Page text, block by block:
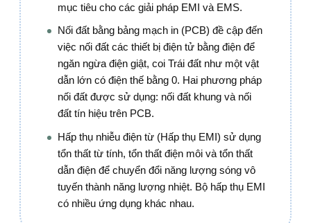
mục tiêu cho các giải pháp EMI và EMS.
Nối đất bằng bảng mạch in (PCB) đề cập đến
việc nối đất các thiết bị điện tử bằng điện để
ngăn ngừa điện giật, coi Trái đất như một vật
dẫn lớn có điện thế bằng 0. Hai phương pháp
nối đất được sử dụng: nối đất khung và nối
đất tín hiệu trên PCB.
Hấp thụ nhiễu điện từ (Hấp thụ EMI) sử dụng
tổn thất từ tính, tổn thất điện môi và tổn thất
dẫn điện để chuyển đổi năng lượng sóng vô
tuyến thành năng lượng nhiệt. Bộ hấp thụ EMI
có nhiều ứng dụng khác nhau.